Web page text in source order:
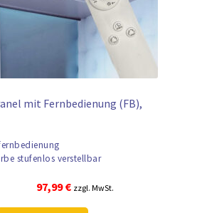
mit Fernbedienung (FB),
stufenlos verstellbar
Ursprünglicher
97,99€Aktueller
zzgl. MwSt.